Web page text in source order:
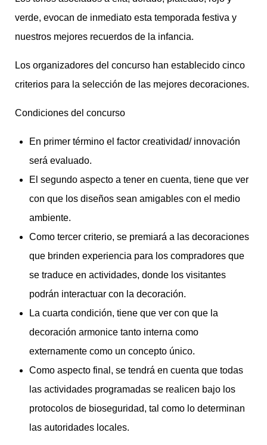
verde, evocan de inmediato esta temporada festiva y
nuestros mejores recuerdos de la infancia.
Los organizadores del concurso han establecido cinco
criterios para la selección de las mejores decoraciones.
Condiciones del concurso
En primer término el factor creatividad/ innovación
será evaluado.
El segundo aspecto a tener en cuenta, tiene que ver
con que los diseños sean amigables con el medio
ambiente.
Como tercer criterio, se premiará a las decoraciones
que brinden experiencia para los compradores que
se traduce en actividades, donde los visitantes
podrán interactuar con la decoración.
La cuarta condición, tiene que ver con que la
decoración armonice tanto interna como
externamente como un concepto único.
Como aspecto final, se tendrá en cuenta que todas
las actividades programadas se realicen bajo los
protocolos de bioseguridad, tal como lo determinan
las autoridades locales.